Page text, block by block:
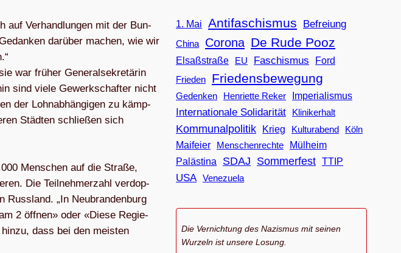
auf Ver­hand­lun­gen mit der Bun­
dar­über machen, wie wir
war frü­her Gene­ral­se­kre­tä­rin
sind viele Gewerk­schaf­ter nicht
der Lohn­ab­hän­gi­gen zu kämp­
Städ­ten schlie­ßen sich
Men­schen auf die Straße,
Die Teil­neh­mer­zahl ver­dop­
Russ­land. „In Neu­bran­den­burg
2 öff­nen» oder «Diese Regie­
dass bei den meis­ten
1. Mai Antifaschismus Befreiung
China Corona De Rude Pooz
Elsaßstraße EU Faschismus
Ford
Frieden
Friedensbewegung
Gedenken Henriette Reker Imperialismus
Internationale Solidarität Klinikerhalt
Kommunalpolitik Krieg Kulturabend
Köln
Maifeier
Menschenrechte
Mülheim
Palästina
SDAJ Sommerfest TTIP
USA Venezuela
Die Vernichtung des Nazismus mit seinen
Wurzeln ist unsere Losung.